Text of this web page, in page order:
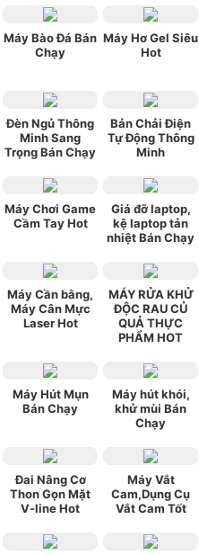
Máy Bào Đá Bán
Chạy
Máy Hơ Gel Siêu
Hot
Đèn Ngủ Thông
Minh Sang
Trọng Bán Chạy
Bản Chải Điện
Tự Động Thông
Minh
Máy Chơi Game
Cầm Tay Hot
Giá đỡ laptop,
kệ laptop tản
nhiệt Bán Chạy
Máy Cần bằng,
Máy Cân Mực
Laser Hot
MÁY RỬA KHỬ
ĐỘC RAU CỦ
QUẢ THỰC
PHẨM HOT
Máy Hút Mụn
Bán Chạy
Máy hút khói,
khử mùi Bán
Chạy
Đai Nâng Cơ
Thon Gọn Mặt
V-line Hot
Máy Vắt
Cam,Dụng Cụ
Vắt Cam Tốt